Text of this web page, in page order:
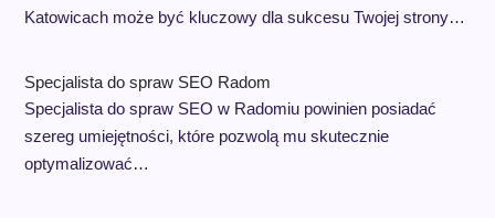
Katowicach może być kluczowy dla sukcesu Twojej strony…
Specjalista do spraw SEO Radom
Specjalista do spraw SEO w Radomiu powinien posiadać
szereg umiejętności, które pozwolą mu skutecznie
optymalizować…